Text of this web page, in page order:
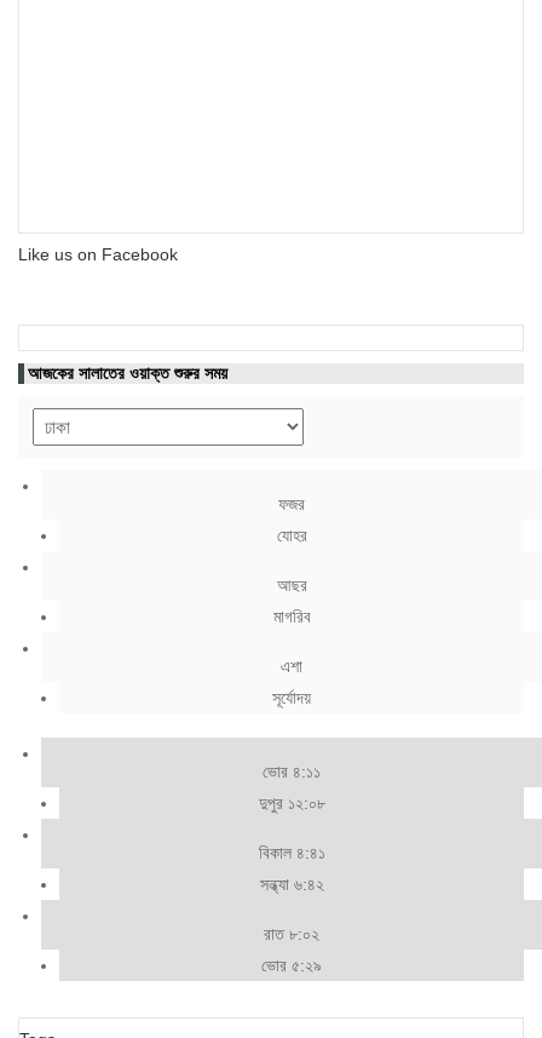
Like us on Facebook
আজকের সালাতের ওয়াক্ত শুরুর সময়
ফজর
যোহর
আছর
মাগরিব
এশা
সূর্যোদয়
ভোর ৪:১১
দুপুর ১২:০৮
বিকাল ৪:৪১
সন্ধ্যা ৬:৪২
রাত ৮:০২
ভোর ৫:২৯